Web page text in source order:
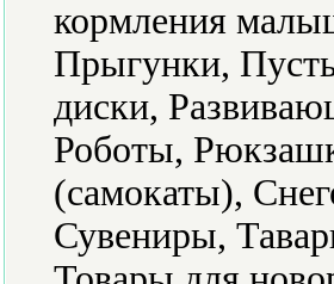
кормления
Прыгунки,
диски,
Роботы,
(самокаты),
Сувениры,